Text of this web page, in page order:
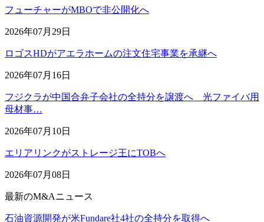
フューチャーがMBOで非公開化へ
2026年07月29日
ロゴスHDがアエラホームの注文住宅事業を承継へ
2026年07月16日
フジクラが中国合弁子会社の全持分を譲渡へ 光ファイバ用
母材事…
2026年07月10日
エリアリンクがストレージ王にTOBへ
2026年07月08日
最新のM&Aニュース
石油資源開発が米Fundare社4社の全持分を取得へ